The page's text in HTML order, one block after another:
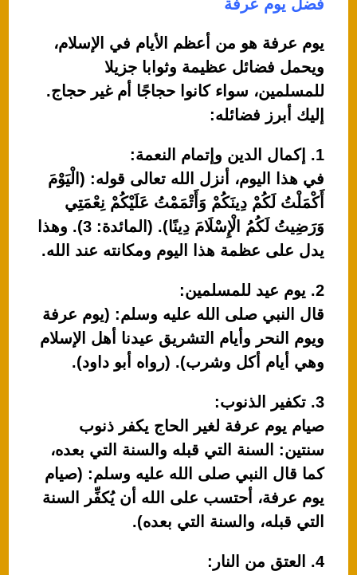
فضل يوم عرفة
يوم عرفة هو من أعظم الأيام في الإسلام،
ويحمل فضائل عظيمة وثوابا جزيلا
للمسلمين، سواء كانوا حجاجًا أم غير حجاج.
إليك أبرز فضائله:
1. إكمال الدين وإتمام النعمة:
في هذا اليوم، أنزل الله تعالى قوله: (الْيَوْمَ
أَكْمَلْتُ لَكُمْ دِينَكُمْ وَأَتْمَمْتُ عَلَيْكُمْ نِعْمَتِي
وَرَضِيتُ لَكُمُ الْإِسْلَامَ دِينًا). (المائدة: 3). وهذا
يدل على عظمة هذا اليوم ومكانته عند الله.
2. يوم عيد للمسلمين:
قال النبي صلى الله عليه وسلم: (يوم عرفة
ويوم النحر وأيام التشريق عيدنا أهل الإسلام
وهي أيام أكل وشرب). (رواه أبو داود).
3. تكفير الذنوب:
صيام يوم عرفة لغير الحاج يكفر ذنوب
سنتين: السنة التي قبله والسنة التي بعده،
كما قال النبي صلى الله عليه وسلم: (صيام
يوم عرفة، أحتسب على الله أن يُكفِّر السنة
التي قبله، والسنة التي بعده).
4. العتق من النار: